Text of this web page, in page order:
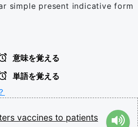
simple present indicative form
意味を覚える
単語を覚える
vaccines to patients